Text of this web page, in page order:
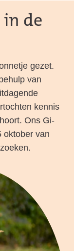
de
gezet.
van
kennis
Ons Gi-
oktober van